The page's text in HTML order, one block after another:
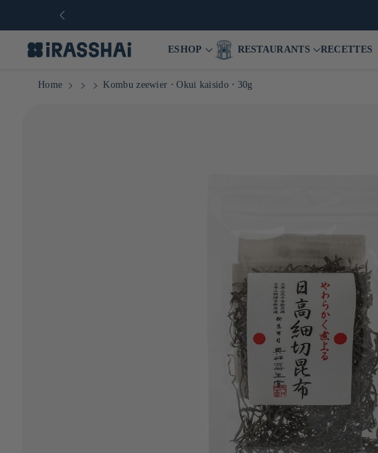
ESHOP RESTAURANTS RECETTES
Home Kombu zeewier ⋅ Okui kaisido ⋅ 30g